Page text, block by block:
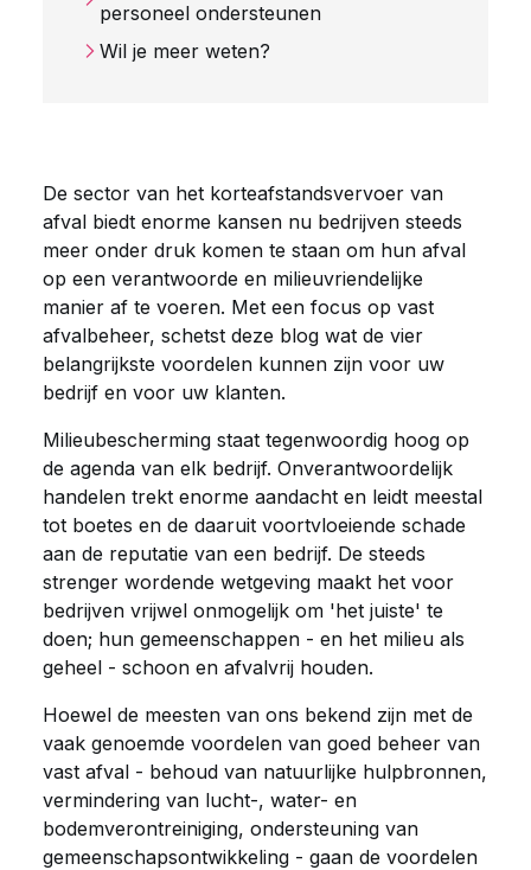
personeel ondersteunen
Wil je meer weten?
De sector van het korteafstandsvervoer van
afval biedt enorme kansen nu bedrijven steeds
meer onder druk komen te staan om hun afval
op een verantwoorde en milieuvriendelijke
manier af te voeren. Met een focus op vast
afvalbeheer, schetst deze blog wat de vier
belangrijkste voordelen kunnen zijn voor uw
bedrijf en voor uw klanten.
Milieubescherming staat tegenwoordig hoog op
de agenda van elk bedrijf. Onverantwoordelijk
handelen trekt enorme aandacht en leidt meestal
tot boetes en de daaruit voortvloeiende schade
aan de reputatie van een bedrijf. De steeds
strenger wordende wetgeving maakt het voor
bedrijven vrijwel onmogelijk om 'het juiste' te
doen; hun gemeenschappen - en het milieu als
geheel - schoon en afvalvrij houden.
Hoewel de meesten van ons bekend zijn met de
vaak genoemde voordelen van goed beheer van
vast afval - behoud van natuurlijke hulpbronnen,
vermindering van lucht-, water- en
bodemverontreiniging, ondersteuning van
gemeenschapsontwikkeling - gaan de voordelen